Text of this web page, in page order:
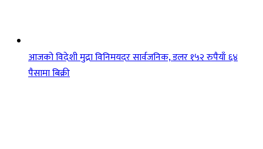
आजको विदेशी मुद्रा विनिमयदर सार्वजनिक, डलर १५२ रुपैयाँ ६४
पैसामा बिक्री